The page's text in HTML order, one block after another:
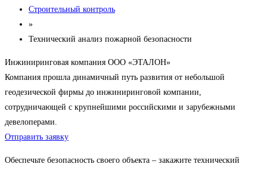
Строительный контроль
»
Технический анализ пожарной безопасности
Инжиниринговая компания ООО «ЭТАЛОН»
Компания прошла динамичный путь развития от небольшой
геодезической фирмы до инжиниринговой компании,
сотрудничающей с крупнейшими российскими и зарубежными
девелоперами.
Отправить заявку
Обеспечьте безопасность своего объекта – закажите технический